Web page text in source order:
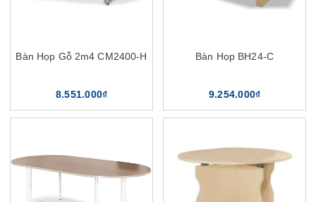
Bàn Họp Gỗ 2m4 CM2400-H
8.551.000₫
Bàn Họp BH24-C
9.254.000₫